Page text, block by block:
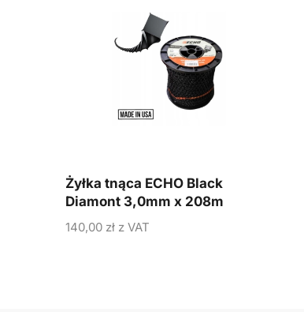
Żyłka tnąca ECHO Black
Diamont 3,0mm x 208m
140,00 złz VAT